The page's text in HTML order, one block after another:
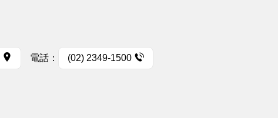
電話： (02) 2349-1500